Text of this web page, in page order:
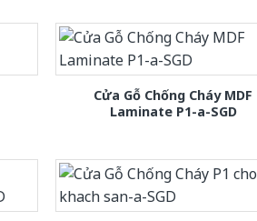
Cửa Gỗ Chống Cháy MDF
Laminate P1-a-SGD